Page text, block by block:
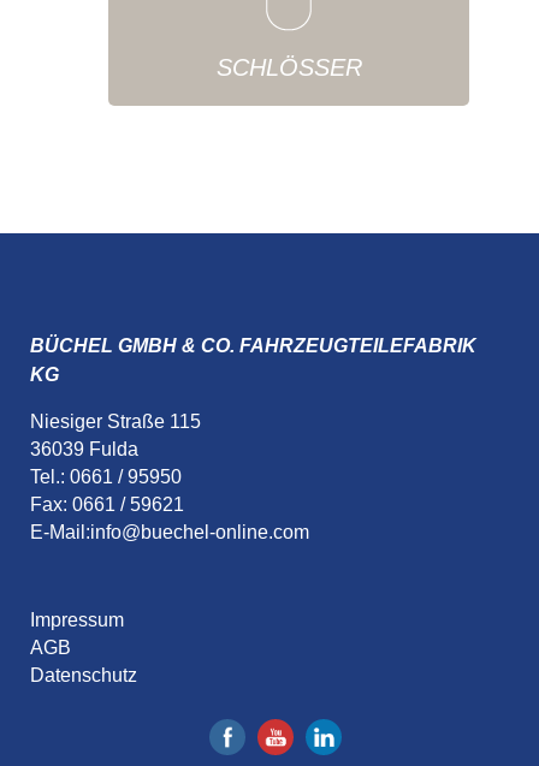
SCHLÖSSER
BÜCHEL GMBH & CO. FAHRZEUGTEILEFABRIK
KG
Niesiger Straße 115
36039 Fulda
Tel.: 0661 / 95950
Fax: 0661 / 59621
E-Mail:info@buechel-online.com
Impressum
AGB
Datenschutz